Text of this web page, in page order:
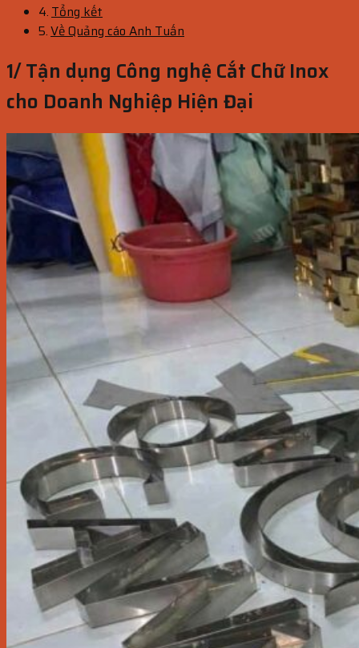
Tổng kết
Về Quảng cáo Anh Tuấn
1/ Tận dụng Công nghệ Cắt Chữ Inox
cho Doanh Nghiệp Hiện Đại